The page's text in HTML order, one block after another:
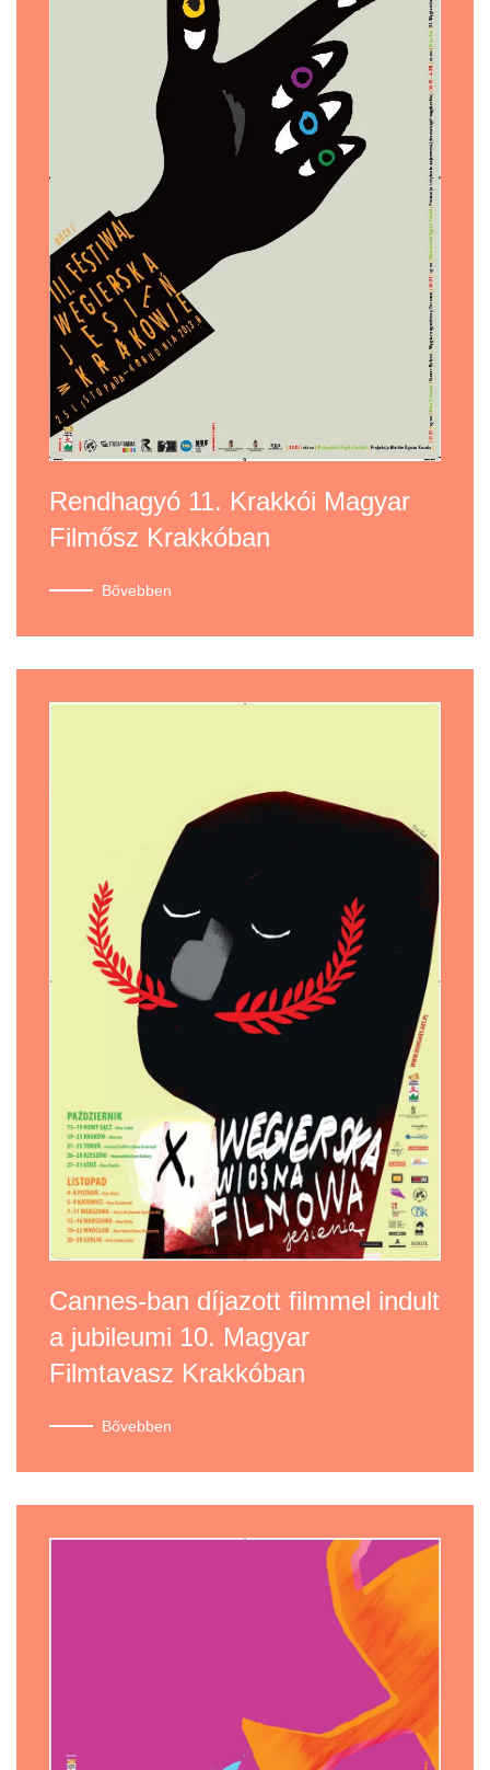
Rendhagyó 11. Krakkói Magyar
Filmősz Krakkóban
Bővebben
Cannes-ban díjazott filmmel indult
a jubileumi 10. Magyar
Filmtavasz Krakkóban
Bővebben